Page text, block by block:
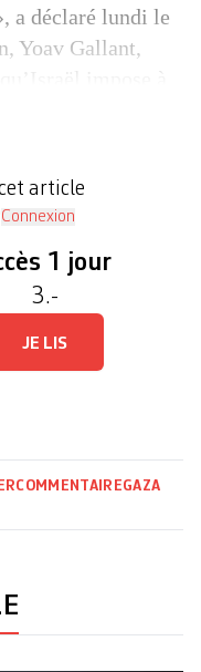
a déclaré lundi le
Yoav Gallant,
le […]
article
Connexion
1 jour
3.-
JE LIS
COMMENTAIREGAZA